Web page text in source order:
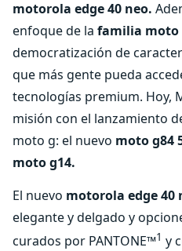
motorola edge 40 neo.
enfoque de la familia moto
democratización de
que más gente pueda
tecnologías premium. Hoy,
misión con el lanzamiento
moto g: el nuevo moto g84
moto g14.
El nuevo motorola edge 40
elegante y delgado y
curados por PANTONE™1 y